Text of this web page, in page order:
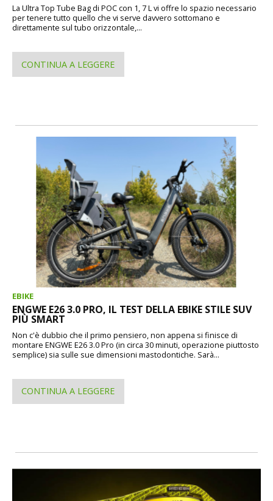
La Ultra Top Tube Bag di POC con 1, 7 L vi offre lo spazio necessario
per tenere tutto quello che vi serve davvero sottomano e
direttamente sul tubo orizzontale,...
CONTINUA A LEGGERE
EBIKE
ENGWE E26 3.0 PRO, IL TEST DELLA EBIKE STILE SUV
PIÙ SMART
Non c'è dubbio che il primo pensiero, non appena si finisce di
montare ENGWE E26 3.0 Pro (in circa 30 minuti, operazione piuttosto
semplice) sia sulle sue dimensioni mastodontiche. Sarà...
CONTINUA A LEGGERE